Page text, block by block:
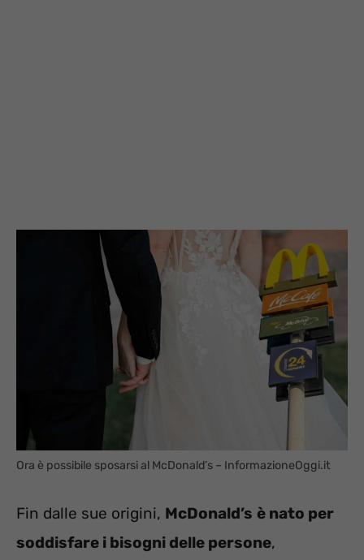
Ora è possibile sposarsi al McDonald’s – InformazioneOggi.it
Fin dalle sue origini, McDonald’s è nato per
soddisfare i bisogni delle persone,